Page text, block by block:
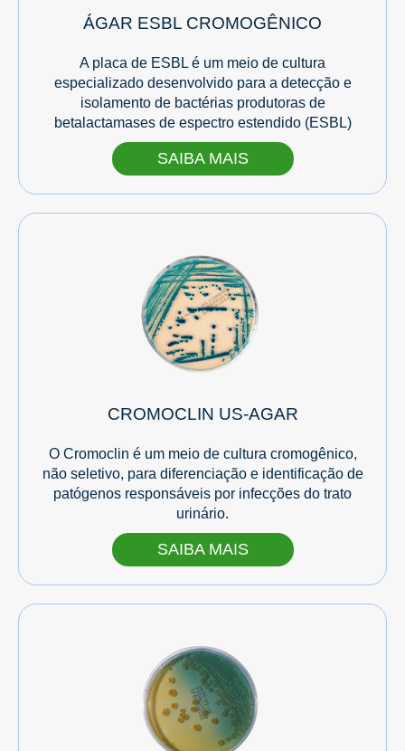
ÁGAR ESBL CROMOGÊNICO
A placa de ESBL é um meio de cultura
especializado desenvolvido para a detecção e
isolamento de bactérias produtoras de
betalactamases de espectro estendido (ESBL)
SAIBA MAIS
CROMOCLIN US-AGAR
O Cromoclin é um meio de cultura cromogênico,
não seletivo, para diferenciação e identificação de
patógenos responsáveis por infecções do trato
urinário.
SAIBA MAIS